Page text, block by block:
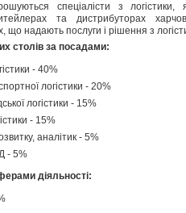
спеціалісти з
та дистрибуторах
що надають послуги і рішення з
столів за посадами:
- 40%
логістики - 20%
логістики - 15%
- 15%
аналітик - 5%
- 5%
діяльності: